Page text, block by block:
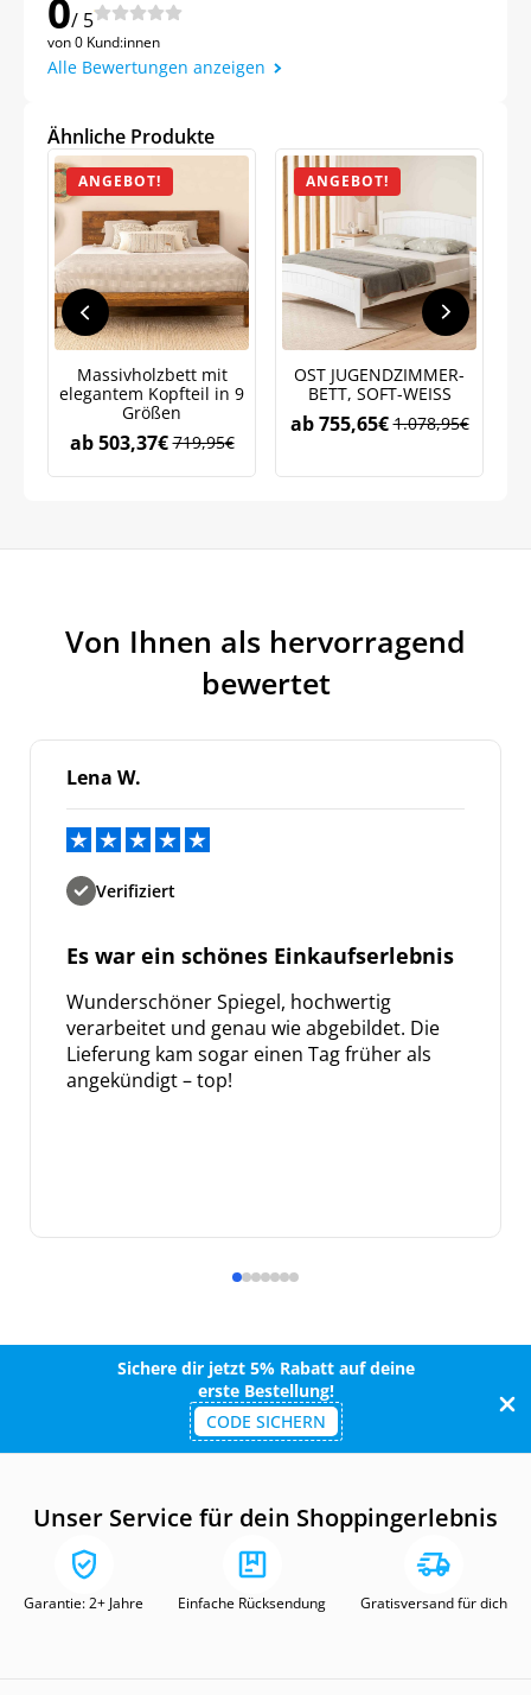
0/ 5
von 0 Kund:innen
Alle Bewertungen anzeigen
Ähnliche Produkte
ANGEBOT!
Massivholzbett mit
elegantem Kopfteil in 9
Größen
ab 719,95€
503,37€
ANGEBOT!
OST JUGENDZIMMER-
BETT, SOFT-WEISS
ab 1.078,95€
755,65€
Von Ihnen als hervorragend
bewertet
Lena W.
Verifiziert
Es war ein schönes Einkaufserlebnis
Wunderschöner Spiegel, hochwertig
verarbeitet und genau wie abgebildet. Die
Lieferung kam sogar einen Tag früher als
angekündigt – top!
Sichere dir jetzt 5% Rabatt auf deine
erste Bestellung!
CODE SICHERN
Unser Service für dein Shoppingerlebnis
Garantie: 2+ Jahre Einfache Rücksendung Gratisversand für dich
Jetzt
auf Ihre erste Bestellung sichern!
Meinen Code senden
Bleiben Sie auf dem Laufenden über
Neuigkeiten und Angebote.
Weitere Informationen darüber, wie wir Ihre Daten für
Marketingkommunikation verarbeiten. Lesen Sie unsere